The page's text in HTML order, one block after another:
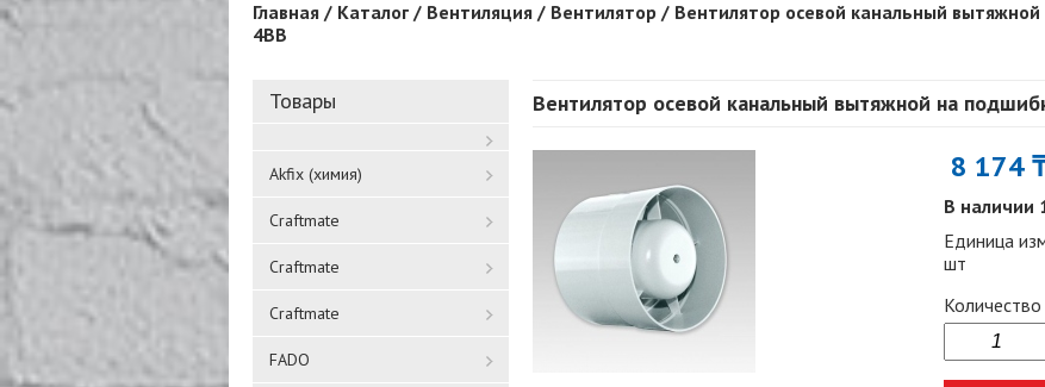
Вы здесь
Главная / Каталог / Вентиляция / Вентилятор / Вентилятор осевой канальный
4BB
Товары
Akfix (химия)
Craftmate
Craftmate
Craftmate
FADO
Вентилятор осевой канальный вытяжной на
8 174
В наличии
Единица
шт
Количество